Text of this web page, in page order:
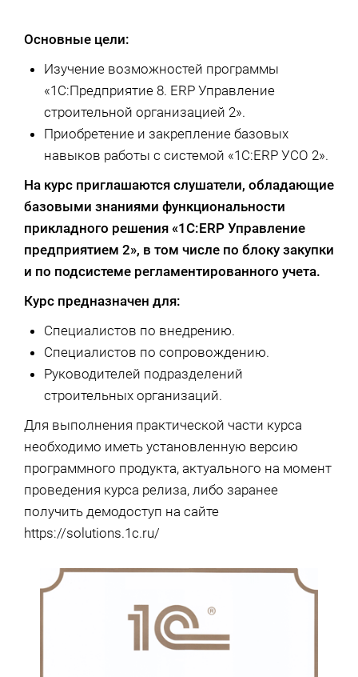
Основные цели:
Изучение возможностей программы
«1С:Предприятие 8. ERP Управление
строительной организацией 2».
Приобретение и закрепление базовых
навыков работы с системой «1С:ERP УСО 2».
На курс приглашаются слушатели, обладающие
базовыми знаниями функциональности
прикладного решения «1С:ERP Управление
предприятием 2», в том числе по блоку закупки
и по подсистеме регламентированного учета.
Курс предназначен для:
Специалистов по внедрению.
Специалистов по сопровождению.
Руководителей подразделений
строительных организаций.
Для выполнения практической части курса
необходимо иметь установленную версию
программного продукта, актуального на момент
проведения курса релиза, либо заранее
получить демодоступ на сайте
https://solutions.1c.ru/